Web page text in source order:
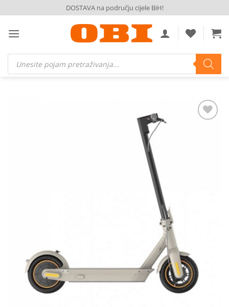
to
content
DOSTAVA na području cijele BiH!
Products
search